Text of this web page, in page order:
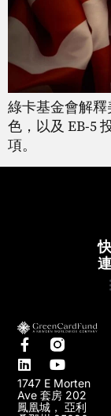
綠卡基金會解
色，以及 EB-5
項。
1747 E Morten
Ave 套房 202
鳳凰城， 亞利